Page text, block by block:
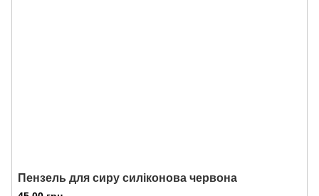
Пензель для сиру силіконова червона